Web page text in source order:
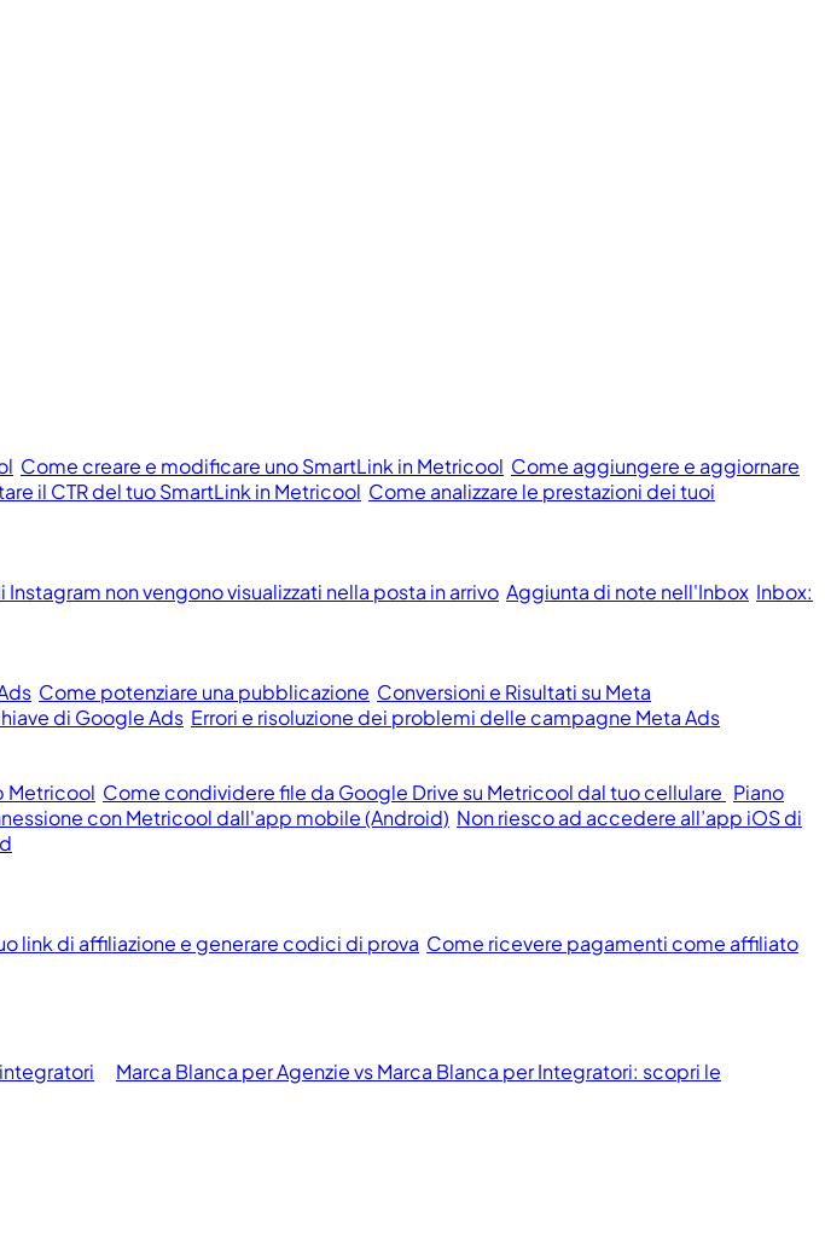
Come creare e modificare uno SmartLink in Metricool Come aggiungere e aggiornare
il CTR del tuo SmartLink in Metricool Come analizzare le prestazioni dei tuoi
non vengono visualizzati nella posta in arrivo Aggiunta di note nell'Inbox Inbox:
Come potenziare una pubblicazione Conversioni e Risultati su Meta
di Google Ads Errori e risoluzione dei problemi delle campagne Meta Ads
Metricool Come condividere file da Google Drive su Metricool dal tuo cellulare Piano
con Metricool dall'app mobile (Android) Non riesco ad accedere all’app iOS di
link di affiliazione e generare codici di prova Come ricevere pagamenti come affiliato
Marca Blanca per Agenzie vs Marca Blanca per Integratori: scopri le